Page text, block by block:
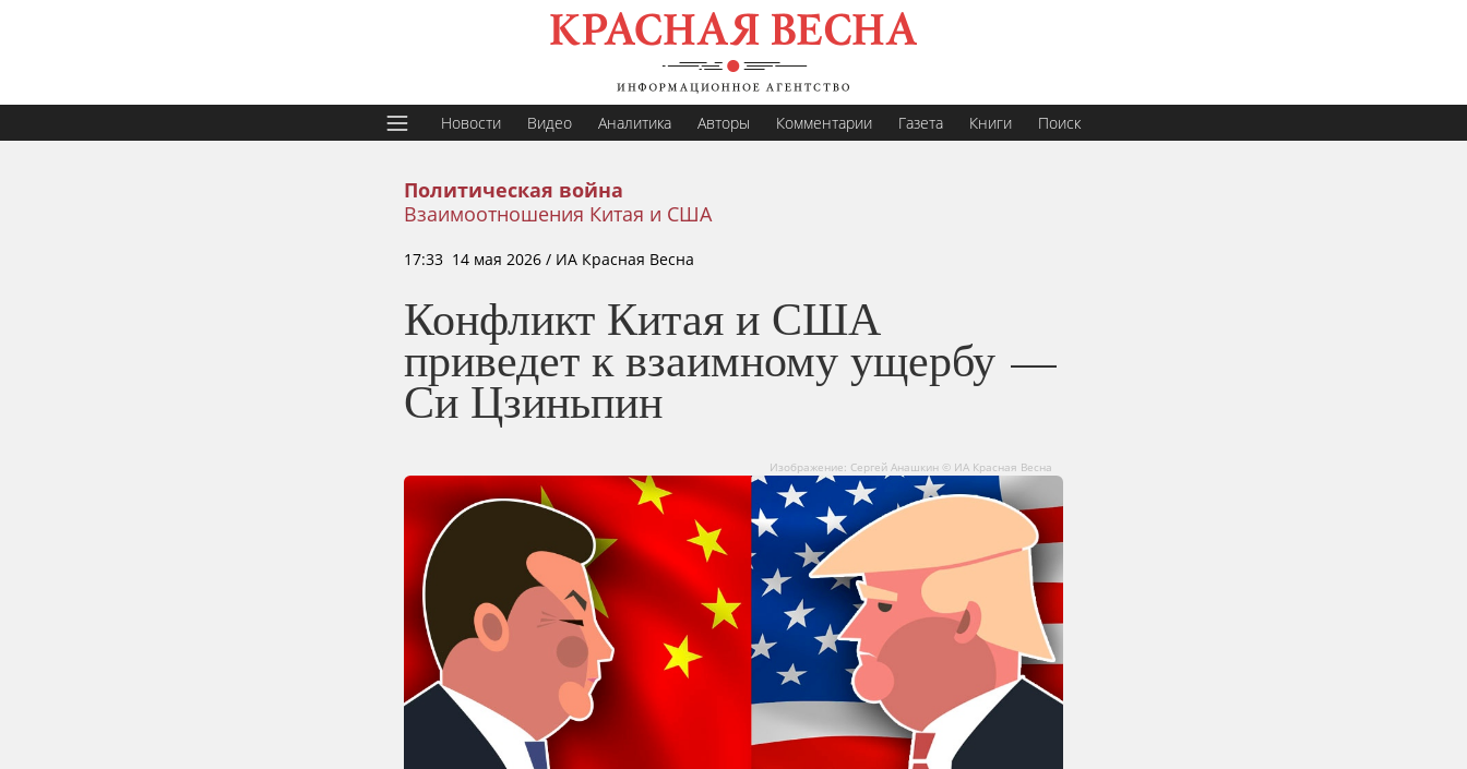
Новости Видео Аналитика Авторы Комментарии Газета Книги Поиск
Политическая война
Взаимоотношения Китая и США
17:33 14 мая 2026 / ИА Красная Весна
Конфликт Китая и США
приведет к взаимному ущербу —
Си Цзиньпин
Изображение: Сергей Анашкин © ИА Красная Весна